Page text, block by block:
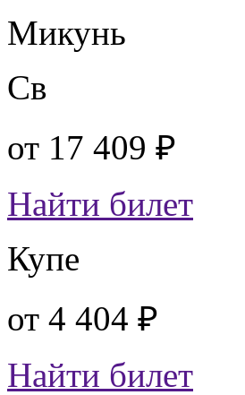
Микунь
Св
от 17 409 ₽
Найти билет
Купе
от 4 404 ₽
Найти билет